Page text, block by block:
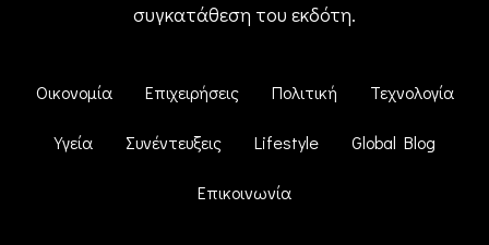
συγκατάθεση του εκδότη.
Οικονομία Επιχειρήσεις Πολιτική Τεχνολογία
Υγεία Συνέντευξεις Lifestyle Global Blog
Επικοινωνία